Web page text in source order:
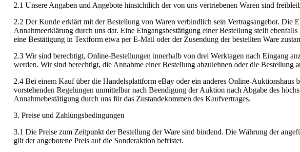
2.1 Unsere Angaben und Angebote hinsichtlich der von uns vertriebenen Waren sind
2.2 Der Kunde erklärt mit der Bestellung von Waren verbindlich sein Vertragsangebot. Die
Annahmeerklärung durch uns dar. Eine Eingangsbestätigung einer Bestellung stellt
eine Bestätigung in Textform etwa per E-Mail oder der Zusendung der bestellten Ware
2.3 Wir sind berechtigt, Online-Bestellungen innerhalb von drei Werktagen nach Eingang
werden. Wir sind berechtigt, die Annahme einer Bestellung abzulehnen oder die Bestellung
2.4 Bei einem Kauf über die Handelsplattform eBay oder ein anderes Online-
vorstehenden Regelungen unmittelbar nach Beendigung der Auktion nach Abgabe des
Annahmebestätigung durch uns für das Zustandekommen des Kaufvertrages.
3. Preise und Zahlungsbedingungen
3.1 Die Preise zum Zeitpunkt der Bestellung der Ware sind bindend. Die Währung der
gilt der angebotene Preis auf die Sonderaktion befristet.